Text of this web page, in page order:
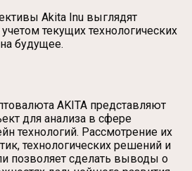
Akita Inu выглядят
текущих технологических
будущее.
AKITA представляют
для анализа в сфере
технологий. Рассмотрение их
технологических решений и
позволяет сделать выводы о